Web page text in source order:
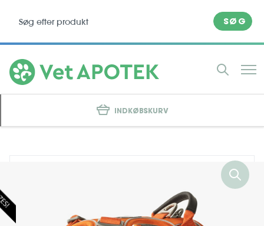
SØG
INDKØBSKURV